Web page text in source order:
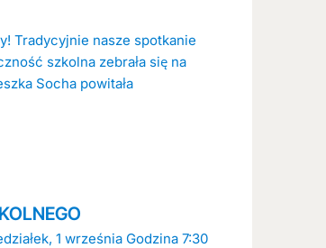
Tradycyjnie nasze spotkanie
szkolna zebrała się na
Socha powitała
1 września Godzina 7:30